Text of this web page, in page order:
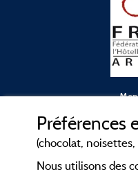
Conditions
Préférences
(chocolat, noisettes,
Nous utilisons des